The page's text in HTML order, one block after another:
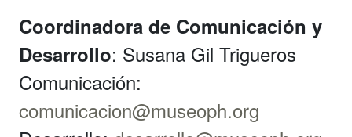
Coordinadora de Comunicación y
Desarrollo: Susana Gil Trigueros
Comunicación:
comunicacion@museoph.org